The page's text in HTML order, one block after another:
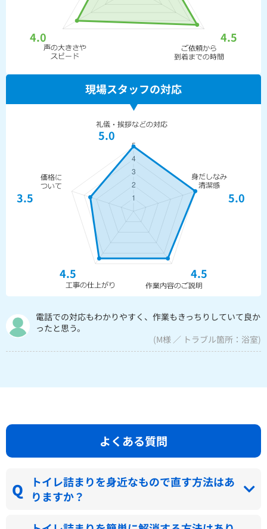
4.0 4.5
現場スタッフの対応
5.0
5.0
4.5
4.5
3.5
電話での対応もわかりやすく、作業もきっちりしていて良か
ったと思う。
(M様 ／ トラブル箇所：浴室)
よくある質問
トイレ詰まりを身近なもので直す方法はあ
りますか？